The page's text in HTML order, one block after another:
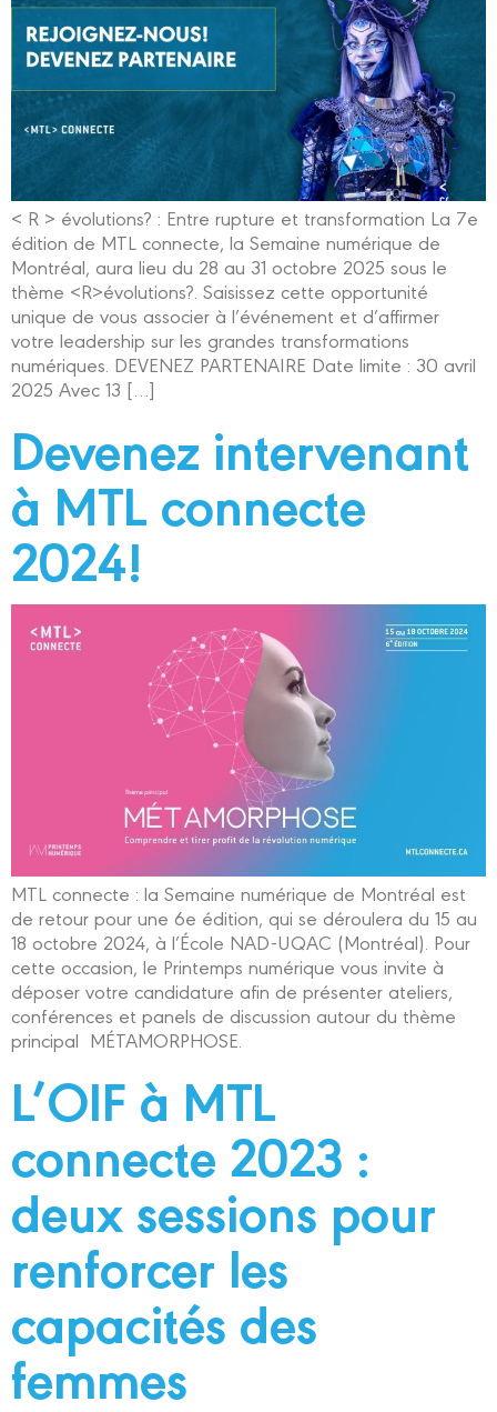
< R > évolutions? : Entre rupture et transformation La 7e
édition de MTL connecte, la Semaine numérique de
Montréal, aura lieu du 28 au 31 octobre 2025 sous le
thème <R>évolutions?. Saisissez cette opportunité
unique de vous associer à l’événement et d’affirmer
votre leadership sur les grandes transformations
numériques. DEVENEZ PARTENAIRE Date limite : 30 avril
2025 Avec 13 […]
Devenez intervenant
à MTL connecte
2024!
MTL connecte : la Semaine numérique de Montréal est
de retour pour une 6e édition, qui se déroulera du 15 au
18 octobre 2024, à l’École NAD-UQAC (Montréal). Pour
cette occasion, le Printemps numérique vous invite à
déposer votre candidature afin de présenter ateliers,
conférences et panels de discussion autour du thème
principal MÉTAMORPHOSE.
L’OIF à MTL
connecte 2023 :
deux sessions pour
renforcer les
capacités des
femmes